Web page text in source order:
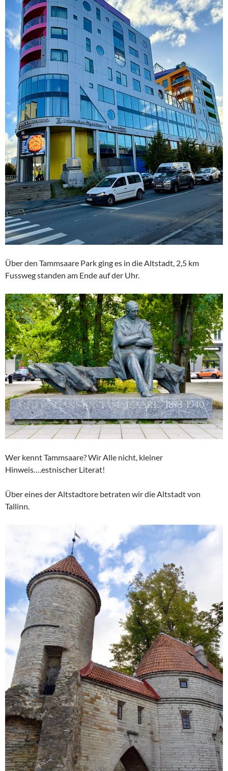
Über den Tammsaare Park ging es in die Altstadt, 2,5 km
Fussweg standen am Ende auf der Uhr.
Wer kennt Tammsaare? Wir Alle nicht, kleiner
Hinweis….estnischer Literat!
Über eines der Altstadtore betraten wir die Altstadt von
Tallinn.